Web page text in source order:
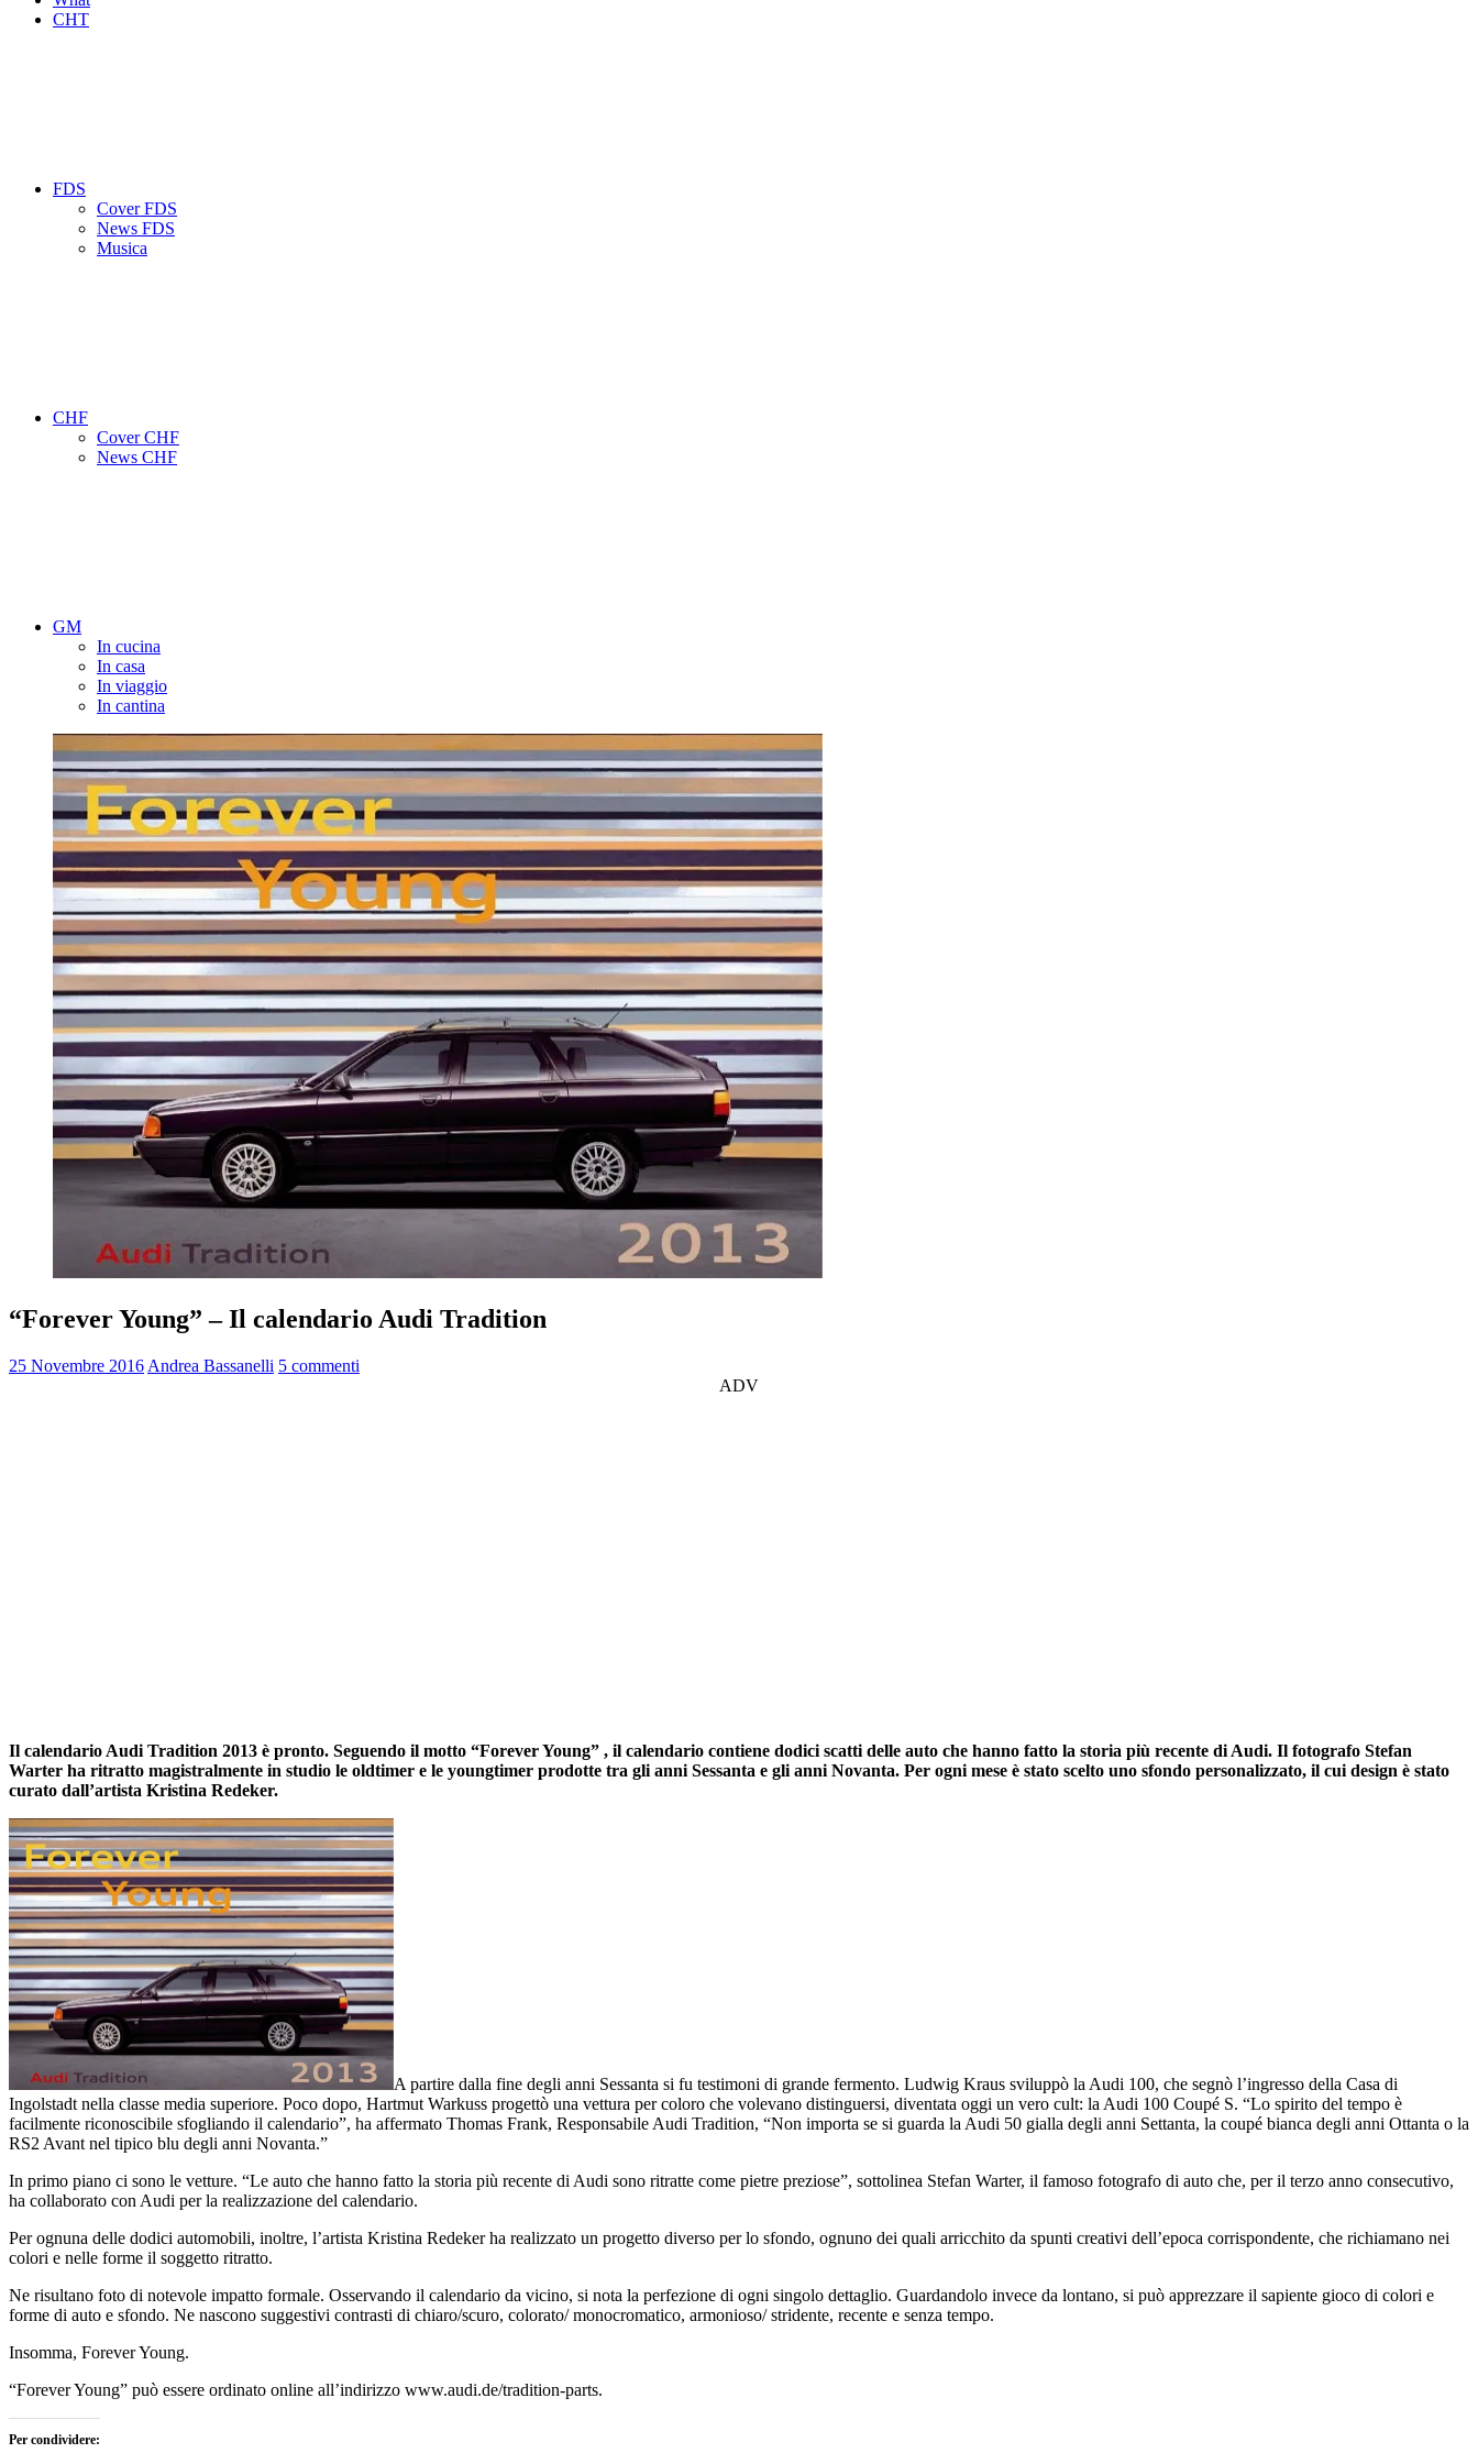
CHT
FDS
Cover FDS
News FDS
Musica
CHF
Cover CHF
News CHF
GM
In cucina
In casa
In viaggio
In cantina
“Forever Young” – Il calendario Audi Tradition
25 Novembre 2016 Andrea Bassanelli 5 commenti
ADV
Il calendario Audi Tradition 2013 è pronto. Seguendo il motto “Forever Young” , il calendario contiene dodici scatti delle auto che hanno fatto la storia più recente di Audi. Il fotografo Stefan
Warter ha ritratto magistralmente in studio le oldtimer e le youngtimer prodotte tra gli anni Sessanta e gli anni Novanta. Per ogni mese è stato scelto uno sfondo personalizzato, il cui design è stato
curato dall’artista Kristina Redeker.
A partire dalla fine degli anni Sessanta si fu testimoni di grande fermento. Ludwig Kraus sviluppò la Audi 100, che segnò l’ingresso della Casa di
Ingolstadt nella classe media superiore. Poco dopo, Hartmut Warkuss progettò una vettura per coloro che volevano distinguersi, diventata oggi un vero cult: la Audi 100 Coupé S. “Lo spirito del tempo è
facilmente riconoscibile sfogliando il calendario”, ha affermato Thomas Frank, Responsabile Audi Tradition, “Non importa se si guarda la Audi 50 gialla degli anni Settanta, la coupé bianca degli anni Ottanta o la
RS2 Avant nel tipico blu degli anni Novanta.”
In primo piano ci sono le vetture. “Le auto che hanno fatto la storia più recente di Audi sono ritratte come pietre preziose”, sottolinea Stefan Warter, il famoso fotografo di auto che, per il terzo anno consecutivo,
ha collaborato con Audi per la realizzazione del calendario.
Per ognuna delle dodici automobili, inoltre, l’artista Kristina Redeker ha realizzato un progetto diverso per lo sfondo, ognuno dei quali arricchito da spunti creativi dell’epoca corrispondente, che richiamano nei
colori e nelle forme il soggetto ritratto.
Ne risultano foto di notevole impatto formale. Osservando il calendario da vicino, si nota la perfezione di ogni singolo dettaglio. Guardandolo invece da lontano, si può apprezzare il sapiente gioco di colori e
forme di auto e sfondo. Ne nascono suggestivi contrasti di chiaro/scuro, colorato/ monocromatico, armonioso/ stridente, recente e senza tempo.
Insomma, Forever Young.
“Forever Young” può essere ordinato online all’indirizzo www.audi.de/tradition-parts.
Per condividere: